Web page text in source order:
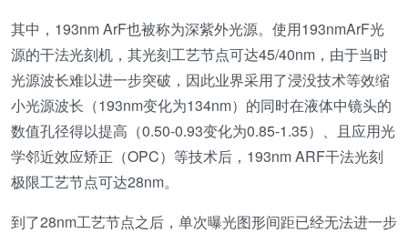
其中，193nm ArF也被称为深紫外光源。使用193nmArF光
源的干法光刻机，其光刻工艺节点可达45/40nm，由于当时
光源波长难以进一步突破，因此业界采用了浸没技术等效缩
小光源波长（193nm变化为134nm）的同时在液体中镜头的
数值孔径得以提高（0.50-0.93变化为0.85-1.35）、且应用光
学邻近效应矫正（OPC）等技术后，193nm ARF干法光刻
极限工艺节点可达28nm。
到了28nm工艺节点之后，单次曝光图形间距已经无法进一步